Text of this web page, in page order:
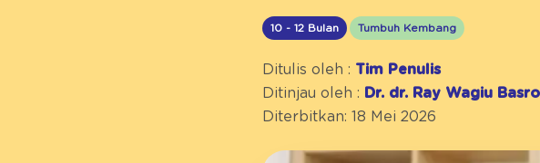
10 - 12 Bulan Tumbuh Kembang
Ditulis oleh : Tim Penulis
Ditinjau oleh :
Dr. dr. Ray Wagiu
Diterbitkan: 18 Mei 2026